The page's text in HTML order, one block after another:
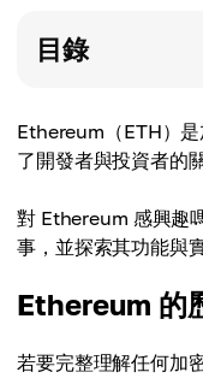
目錄
Ethereum（ETH）
了開發者與投資者的關
對 Ethereum 感興趣
事，並探索其功能與
Ethereum 的
若要完整理解任何加